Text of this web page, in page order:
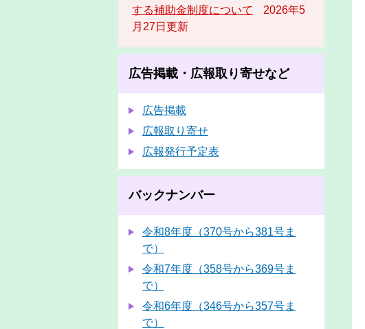
する補助金制度について
2026年5
月27日更新
広告掲載・広報取り寄せなど
広告掲載
広報取り寄せ
広報発行予定表
バックナンバー
令和8年度（370号から381号ま
で）
令和7年度（358号から369号ま
で）
令和6年度（346号から357号ま
で）